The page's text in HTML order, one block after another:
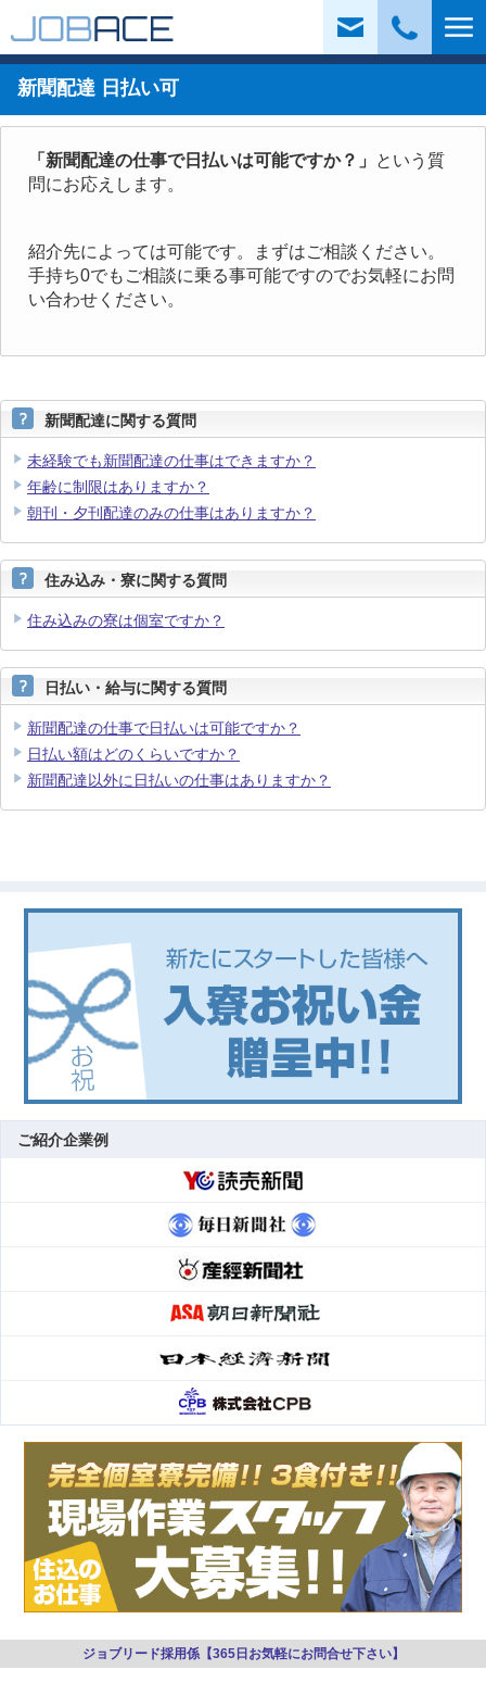
新聞配達 日払い可
「新聞配達の仕事で日払いは可能ですか？」
という質
問にお応えします。
紹介先によっては可能です。まずはご相談ください。
手持ち0でもご相談に乗る事可能ですのでお気軽にお問
い合わせください。
新聞配達に関する質問
未経験でも新聞配達の仕事はできますか？
年齢に制限はありますか？
朝刊・夕刊配達のみの仕事はありますか？
住み込み・寮に関する質問
住み込みの寮は個室ですか？
日払い・給与に関する質問
新聞配達の仕事で日払いは可能ですか？
日払い額はどのくらいですか？
新聞配達以外に日払いの仕事はありますか？
ご紹介企業例